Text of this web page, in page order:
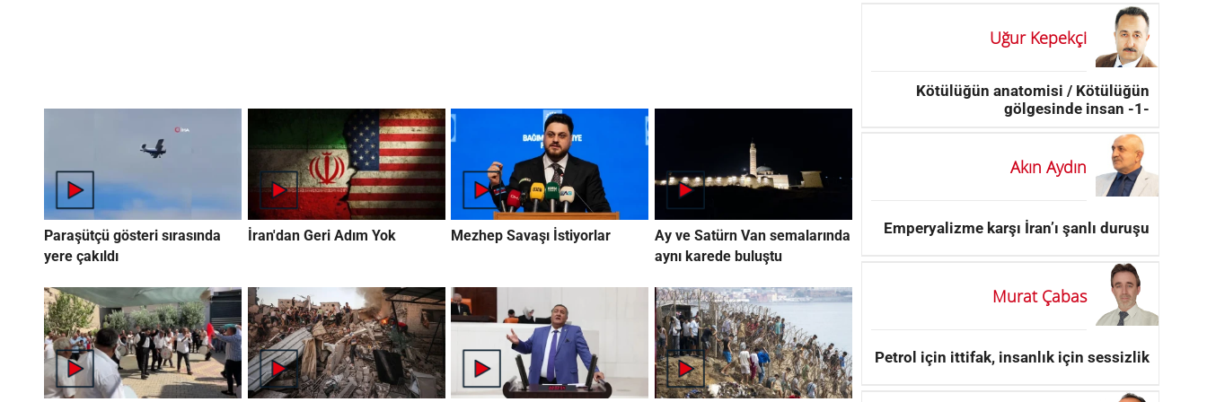
Paraşütçü gösteri sırasında
yere çakıldı
İran'dan Geri Adım Yok Mezhep Savaşı İstiyorlar
Ay ve Satürn Van semalarında
aynı karede buluştu
Uğur Kepekçi
Kötülüğün anatomisi / Kötülüğün
gölgesinde insan -1-
Akın Aydın
Emperyalizme karşı İran’ı şanlı duruşu
Murat Çabas
Petrol için ittifak, insanlık için sessizlik